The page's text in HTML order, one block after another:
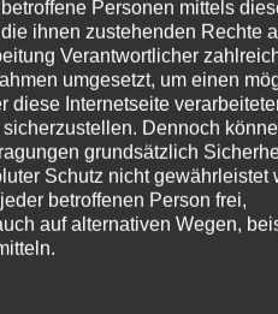
Schlagwörter:Annabelle,
de Filou,Estelle,Eve,
haben ihre
Personen mittels
ihnen zustehenden Rechte
Verantwortlicher
umgesetzt, um einen
diese Internetseite
Dennoch
grundsätzlich
Schutz nicht gewährleistet
betroffenen Person frei,
auf alternativen Wegen,